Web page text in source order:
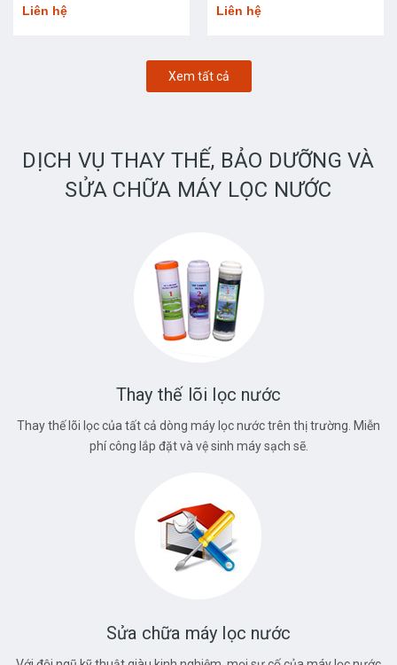
3668
Liên hệ
Quốc
Liên hệ
Xem tất cả
DỊCH VỤ THAY THẾ, BẢO DƯỠNG VÀ
SỬA CHỮA MÁY LỌC NƯỚC
Thay thế lõi lọc nước
Thay thế lõi lọc của tất cả dòng máy lọc nước trên thị trường. Miễn
phí công lắp đặt và vệ sinh máy sạch sẽ.
Sửa chữa máy lọc nước